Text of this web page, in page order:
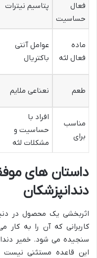
فعال
حساسیت
پتاسیم نیترات
ماده
فعال لثه
عوامل آنتی
باکتریال
طعم نعناعی ملایم
مناسب
برای
افراد با
حساسیت و
مشکلات لثه
داستان های
دندانپزشکان
اثربخشی یک محصول در
کاربرانی که آن را به
سنجیده می شود. خمیر
این قاعده مستثنی